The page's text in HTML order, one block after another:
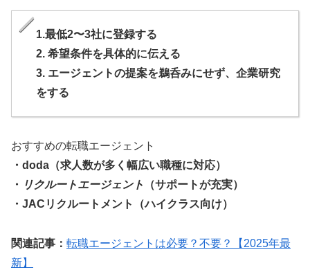
1.最低2〜3社に登録する
2. 希望条件を具体的に伝える
3. エージェントの提案を鵜呑みにせず、企業研究
をする
おすすめの転職エージェント
・doda（求人数が多く幅広い職種に対応）
・ リクルートエージェント
（サポートが充実）
・JACリクルートメント（ハイクラス向け）
関連記事： 転職エージェントは必要？不要？【2025年最
新】